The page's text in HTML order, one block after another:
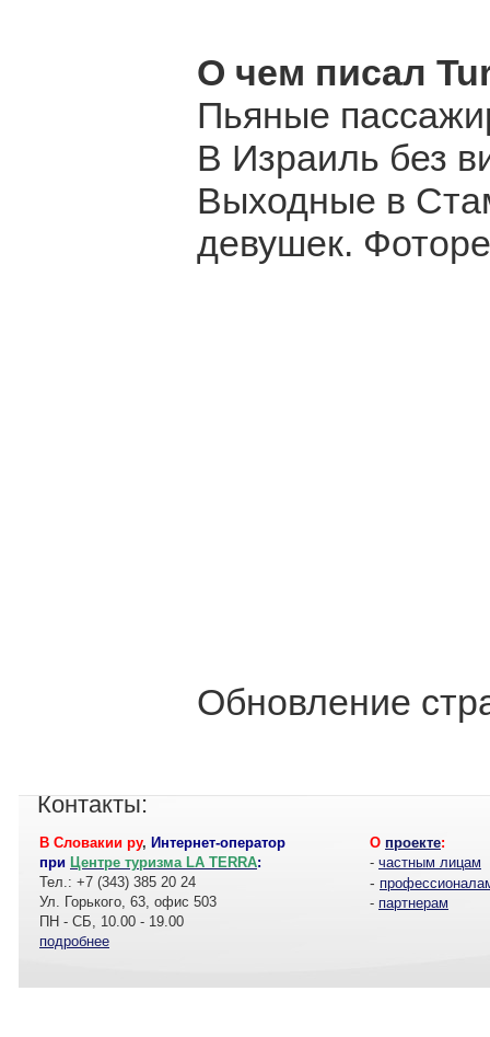
О чем писал
Пьяные
В Израиль без
Выходные в
девушек.
Обновление
Контакты:
В Словакии ру, Интернет-оператор
при Центре туризма LA TERRA:
Тел.: +7 (343) 385 20 24
Ул. Горького, 63, офис 503
ПН - СБ, 10.00 - 19.00
подробнее
О проекте:
- частным лицам
-
- партнерам